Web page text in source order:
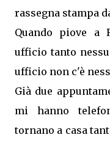
rassegna stampa
Quando piove a
ufficio tanto
ufficio non c'è
Già due
mi hanno
tornano a casa